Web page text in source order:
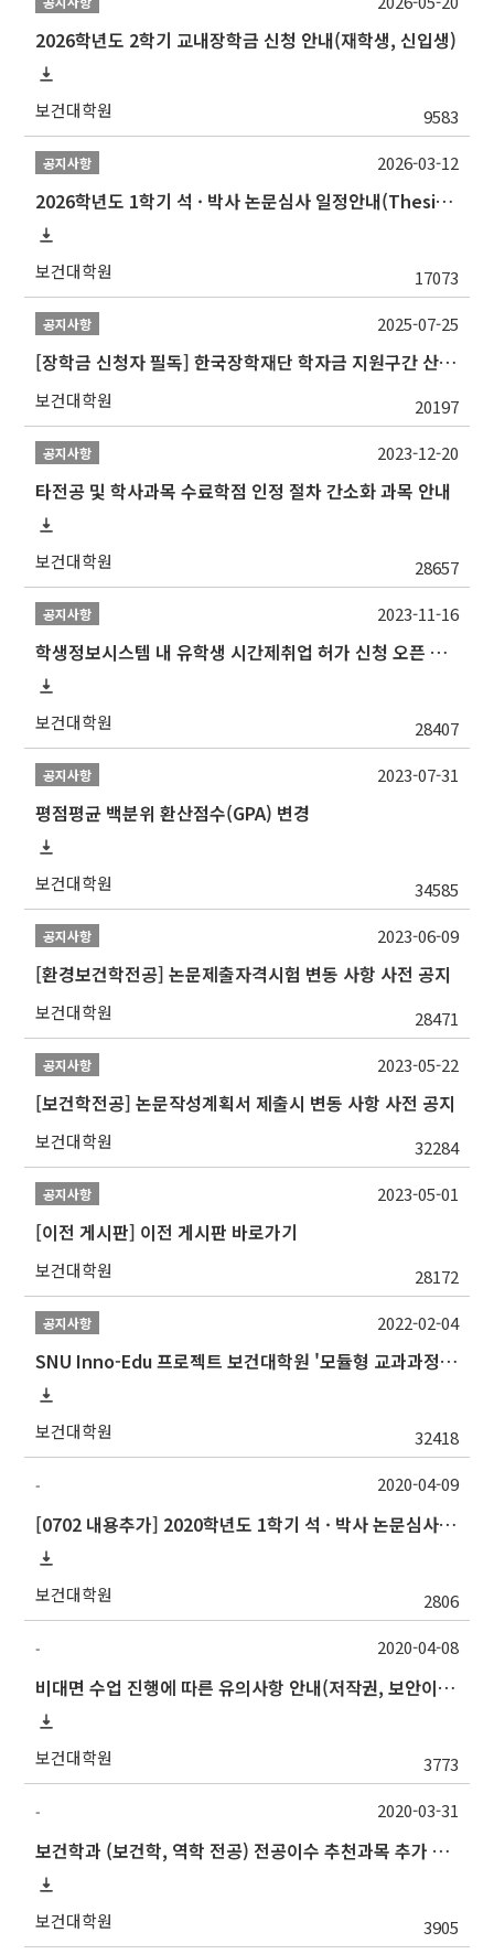
2026학년도 2학기 교내장학금 신청 안내(재학생, 신입생)
보건대학원 9583
공지사항
2026학년도 1학기 석 · 박사 논문심사 일정안내(Thesis Defense Schedules)
보건대학원 17073
2026-03-12
공지사항
[장학금 신청자 필독] 한국장학재단 학자금 지원구간 산정 권고
보건대학원 20197
2025-07-25
공지사항
타전공 및 학사과목 수료학점 인정 절차 간소화 과목 안내
보건대학원 28657
2023-12-20
공지사항
학생정보시스템 내 유학생 시간제취업 허가 신청 오픈 안내
보건대학원 28407
2023-11-16
공지사항
평점평균 백분위 환산점수(GPA) 변경
보건대학원 34585
2023-07-31
공지사항
[환경보건학전공] 논문제출자격시험 변동 사항 사전 공지
보건대학원 28471
2023-06-09
공지사항
[보건학전공] 논문작성계획서 제출시 변동 사항 사전 공지
보건대학원 32284
2023-05-22
공지사항
[이전 게시판] 이전 게시판 바로가기
보건대학원 28172
2023-05-01
공지사항
SNU Inno-Edu 프로젝트 보건대학원 '모듈형 교과과정' 안내(revised 2022/2/28)
보건대학원 32418
2022-02-04
-
[0702 내용추가] 2020학년도 1학기 석 · 박사 논문심사 일정안내
보건대학원 2806
2020-04-09
-
비대면 수업 진행에 따른 유의사항 안내(저작권, 보안이슈 등)
보건대학원 3773
2020-04-08
-
보건학과 (보건학, 역학 전공) 전공이수 추천과목 추가 지정
보건대학원 3905
2020-03-31